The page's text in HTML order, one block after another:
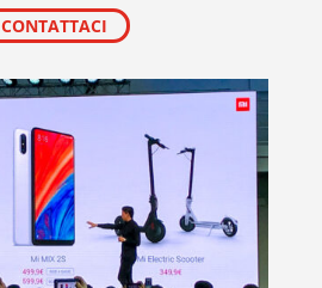
CONTATTACI